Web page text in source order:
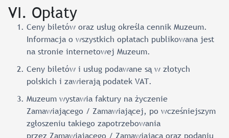
VI. Opłaty
Ceny biletów oraz usług określa cennik Muzeum.
Informacja o wszystkich opłatach publikowana jest
na stronie internetowej Muzeum.
Ceny biletów i usług podawane są w złotych
polskich i zawierają podatek VAT.
Muzeum wystawia faktury na życzenie
Zamawiającego / Zamawiającej, po wcześniejszym
zgłoszeniu takiego zapotrzebowania
przez Zamawiającego / Zamawiającą oraz podaniu